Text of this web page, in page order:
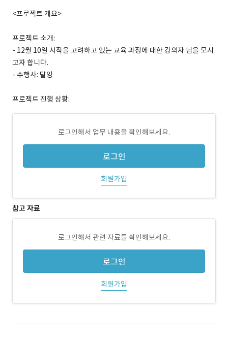
<프로젝트 개요>
프로젝트 소개:
- 12월 10일 시작을 고려하고 있는 교육 과정에 대한 강의자 님을 모시
고자 합니다.
- 수행사: 탈잉
프로젝트 진행 상황:
로그인해서 업무 내용을 확인해보세요.
로그인
회원가입
참고 자료
로그인해서 관련 자료를 확인해보세요.
로그인
회원가입